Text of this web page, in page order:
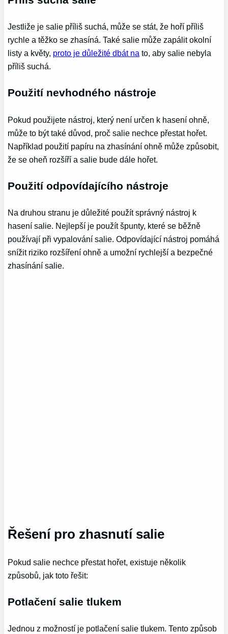
Jestliže je salie příliš suchá, může se stát, že hoří příliš
rychle a těžko se zhasíná. Také salie může zapálit okolní
listy a květy, proto je důležité dbát na to, aby salie nebyla
příliš suchá.
Použití nevhodného nástroje
Pokud použijete nástroj, který není určen k hasení ohně,
může to být také důvod, proč salie nechce přestat hořet.
Například použití papíru na zhasínání ohně může způsobit,
že se oheň rozšíří a salie bude dále hořet.
Použití odpovídajícího nástroje
Na druhou stranu je důležité použít správný nástroj k
hasení salie. Nejlepší je použít špunty, které se běžně
používají při vypalování salie. Odpovídající nástroj pomáhá
snížit riziko rozšíření ohně a umožní rychlejší a bezpečné
zhasínání salie.
Řešení pro zhasnutí salie
Pokud salie nechce přestat hořet, existuje několik
způsobů, jak toto řešit:
Potlačení salie tlukem
Jednou z možností je potlačení salie tlukem. Tento způsob